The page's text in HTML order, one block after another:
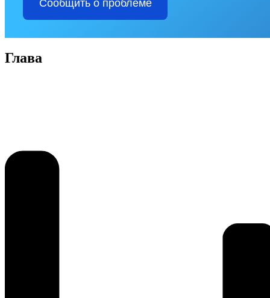
Сообщить о проблеме
Глава